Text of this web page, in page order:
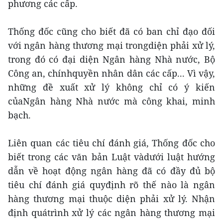
phương các cấp.
Thống đốc cũng cho biết đã có ban chỉ đạo đối
với ngân hàng thương mại trongdiện phải xử lý,
trong đó có đại diện Ngân hàng Nhà nước, Bộ
Công an, chínhquyền nhân dân các cấp... Vì vậy,
những đề xuất xử lý không chỉ có ý kiến
củaNgân hàng Nhà nước mà công khai, minh
bạch.
Liên quan các tiêu chí đánh giá, Thống đốc cho
biết trong các văn bản Luật vàdưới luật hướng
dẫn về hoạt động ngân hàng đã có đầy đủ bộ
tiêu chí đánh giá quyđịnh rõ thế nào là ngân
hàng thương mại thuộc diện phải xử lý. Nhận
định quátrình xử lý các ngân hàng thương mại